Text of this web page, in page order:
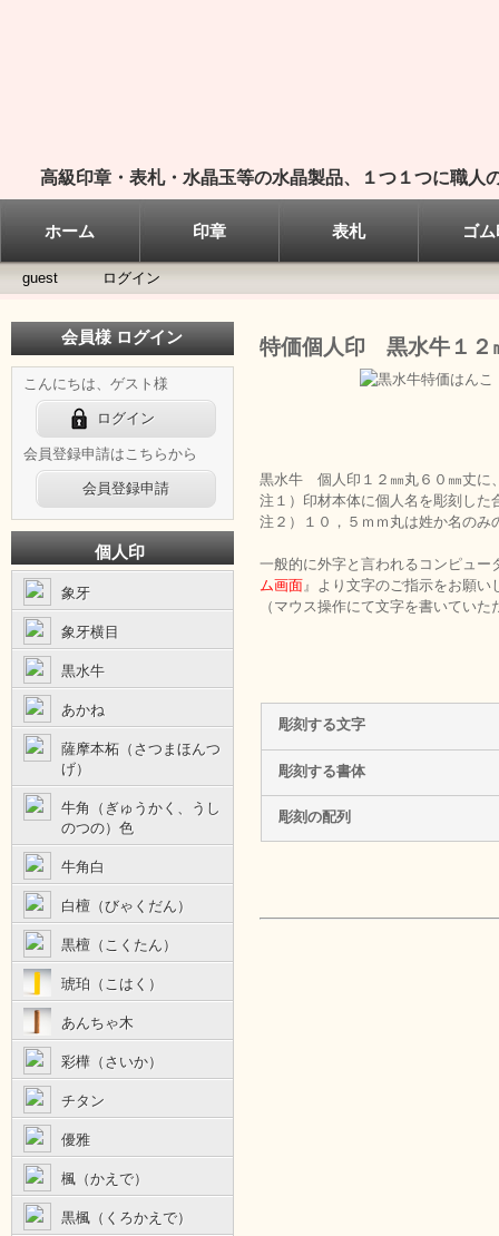
高級印章・表札・水晶玉等の水晶製品、１つ１つに職人
ホーム 印章 表札 ゴ
guest ログイン
特価個人印 黒水牛１２
黒水牛 個人印１２㎜丸６０㎜丈に
注１）印材本体に個人名を彫刻し
注２）１０，５ｍｍ丸は姓か名のみ
一般的に外字と言われるコンピュ
ム画面』 より文字のご指示をお願い
（マウス操作にて文字を書いてい
彫刻する文字
彫刻する書体
彫刻の配列
会員様 ログイン
こんにちは、ゲスト様
ログイン
会員登録申請はこちらから
会員登録申請
個人印
象牙
象牙横目
黒水牛
あかね
薩摩本柘（さつまほんつ
げ）
牛角（ぎゅうかく、うし
のつの）色
牛角白
白檀（びゃくだん）
黒檀（こくたん）
琥珀（こはく）
あんちゃ木
彩樺（さいか）
チタン
優雅
楓（かえで）
黒楓（くろかえで）